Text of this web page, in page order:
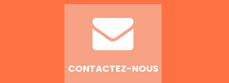
CONTACTEZ-NOUS